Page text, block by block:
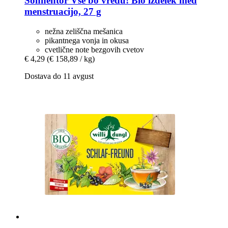
menstruacijo, 27 g
nežna zeliščna mešanica
pikantnega vonja in okusa
cvetlične note bezgovih cvetov
€ 4,29 (€ 158,89 / kg)
Dostava do 11 avgust